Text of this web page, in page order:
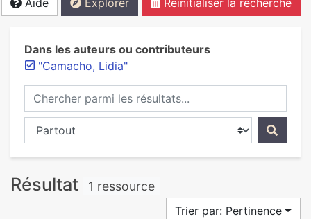
Aide Explorer Réinitialiser la recherche
Dans les auteurs ou contributeurs
"Camacho, Lidia"
Chercher parmi les résultats...
Chercher dans...
Résultat 1 ressource
Trier par: Pertinence